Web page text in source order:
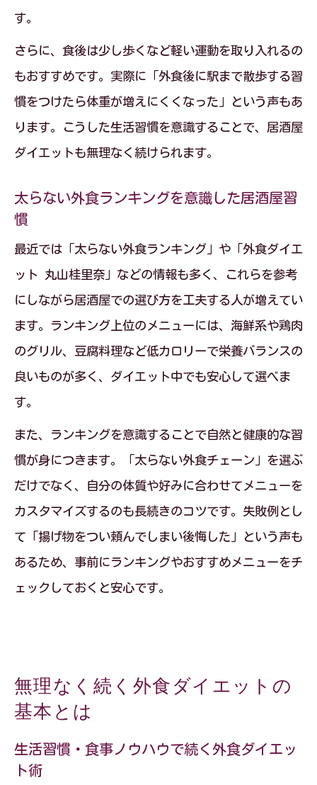
す。
さらに、食後は少し歩くなど軽い運動を取り入れるの
もおすすめです。実際に「外食後に駅まで散歩する習
慣をつけたら体重が増えにくくなった」という声もあ
ります。こうした生活習慣を意識することで、居酒屋
ダイエットも無理なく続けられます。
太らない外食ランキングを意識した居酒屋習
慣
最近では「太らない外食ランキング」や「外食ダイエ
ット 丸山桂里奈」などの情報も多く、これらを参考
にしながら居酒屋での選び方を工夫する人が増えてい
ます。ランキング上位のメニューには、海鮮系や鶏肉
のグリル、豆腐料理など低カロリーで栄養バランスの
良いものが多く、ダイエット中でも安心して選べま
す。
また、ランキングを意識することで自然と健康的な習
慣が身につきます。「太らない外食チェーン」を選ぶ
だけでなく、自分の体質や好みに合わせてメニューを
カスタマイズするのも長続きのコツです。失敗例とし
て「揚げ物をつい頼んでしまい後悔した」という声も
あるため、事前にランキングやおすすめメニューをチ
ェックしておくと安心です。
無理なく続く外食ダイエットの
基本とは
生活習慣・食事ノウハウで続く外食ダイエッ
ト術